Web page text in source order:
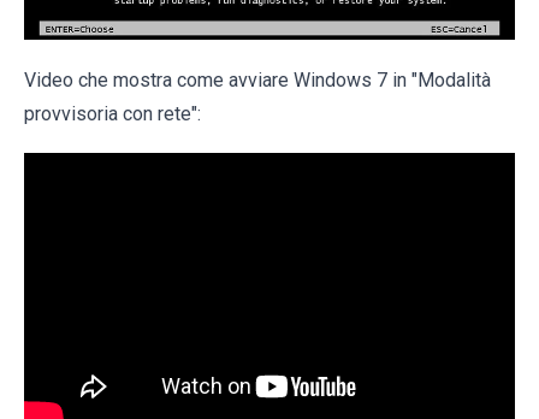
Video che mostra come avviare Windows 7 in "Modalità
provvisoria con rete":